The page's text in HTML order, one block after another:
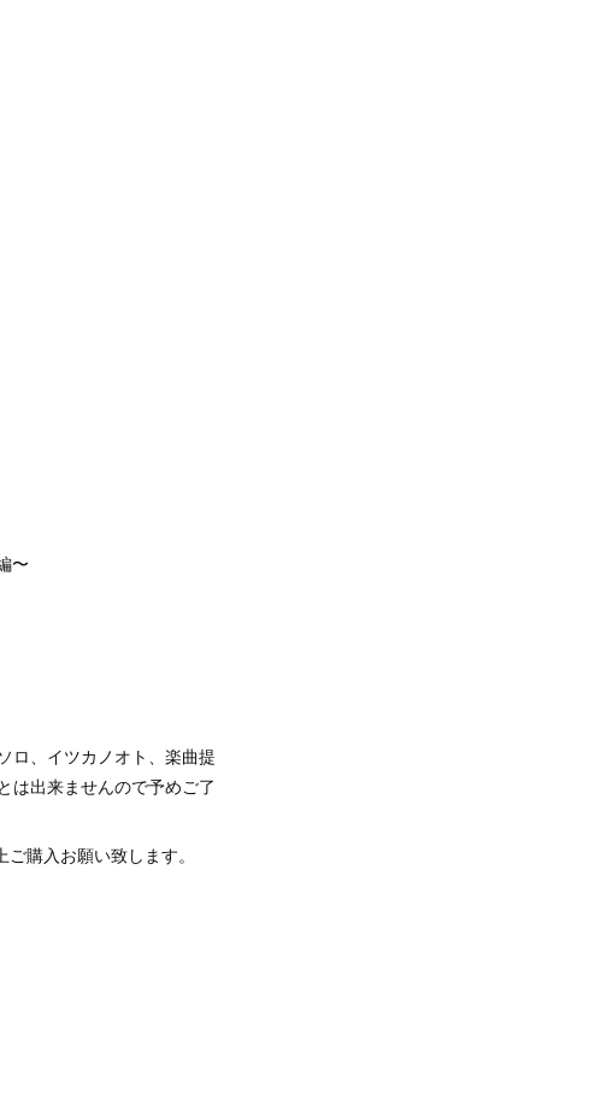
〜
ロ、イツカノオト、楽曲提
は出来ませんので予めご了
購入お願い致します。